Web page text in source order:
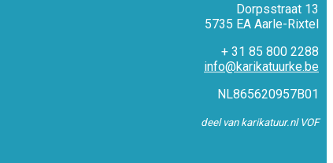
Dorpsstraat 13
5735 EA Aarle-Rixtel
+ 31 85 800 2288
info@karikatuurke.be
NL865620957B01
deel van karikatuur.nl VOF